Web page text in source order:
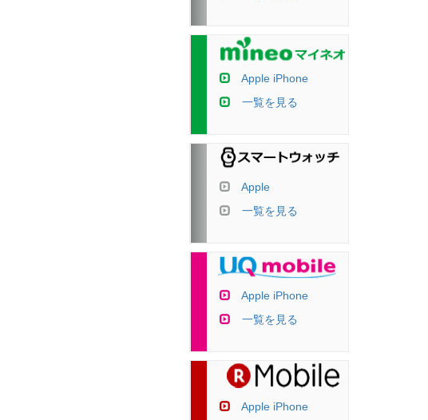
Apple iPhone
一覧を見る
Apple
一覧を見る
Apple iPhone
一覧を見る
Apple iPhone